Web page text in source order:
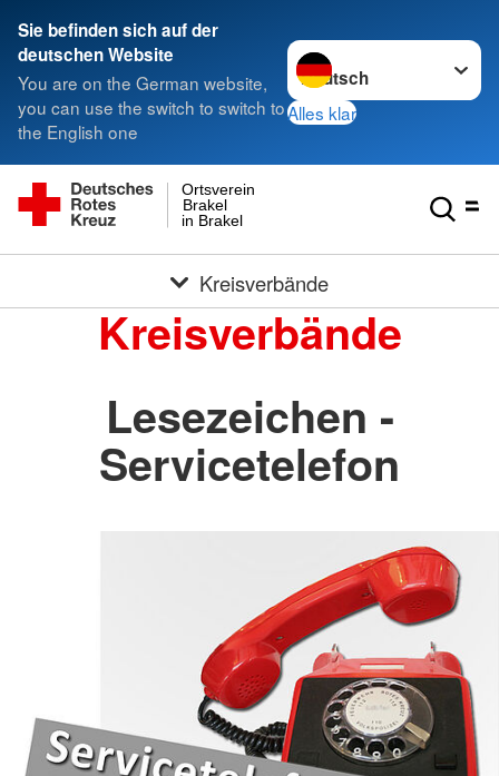
Sie befinden sich auf der
deutschen Website
You are on the German website,
you can use the switch to switch to
the English one
Sprache wechseln zu
Alles klar
in Brakel
Brakel
Ortsverein
Kreisverbände
Kreisverbände
Lesezeichen -
Servicetelefon